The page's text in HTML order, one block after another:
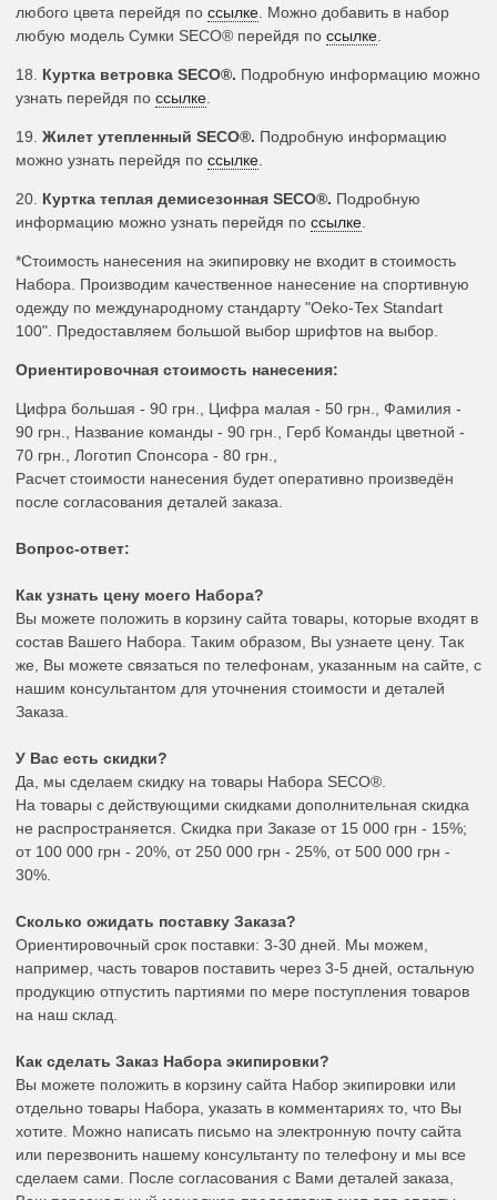
любого цвета перейдя по ссылке. Можно добавить в набор
любую модель Сумки SECO® перейдя по ссылке.
18. Куртка ветровка SECO®. Подробную информацию можно
узнать перейдя по ссылке.
19. Жилет утепленный SECO®. Подробную информацию
можно узнать перейдя по ссылке.
20. Куртка теплая демисезонная SECO®. Подробную
информацию можно узнать перейдя по ссылке.
*Стоимость нанесения на экипировку не входит в стоимость
Набора. Производим качественное нанесение на спортивную
одежду по международному стандарту "Oeko-Tex Standart
100". Предоставляем большой выбор шрифтов на выбор.
Ориентировочная стоимость нанесения:
Цифра большая - 90 грн., Цифра малая - 50 грн., Фамилия -
90 грн., Название команды - 90 грн., Герб Команды цветной -
70 грн., Логотип Спонсора - 80 грн.,
Расчет стоимости нанесения будет оперативно произведён
после согласования деталей заказа.
Вопрос-ответ:
Как узнать цену моего Набора?
Вы можете положить в корзину сайта товары, которые входят в
состав Вашего Набора. Таким образом, Вы узнаете цену. Так
же, Вы можете связаться по телефонам, указанным на сайте, с
нашим консультантом для уточнения стоимости и деталей
Заказа.
У Вас есть скидки?
Да, мы сделаем скидку на товары Набора SECO®.
На товары с действующими скидками дополнительная скидка
не распространяется. Скидка при Заказе от 15 000 грн - 15%;
от 100 000 грн - 20%, от 250 000 грн - 25%, от 500 000 грн -
30%.
Сколько ожидать поставку Заказа?
Ориентировочный срок поставки: 3-30 дней. Мы можем,
например, часть товаров поставить через 3-5 дней, остальную
продукцию отпустить партиями по мере поступления товаров
на наш склад.
Как сделать Заказ Набора экипировки?
Вы можете положить в корзину сайта Набор экипировки или
отдельно товары Набора, указать в комментариях то, что Вы
хотите. Можно написать письмо на электронную почту сайта
или перезвонить нашему консультанту по телефону и мы все
сделаем сами. После согласования с Вами деталей заказа,